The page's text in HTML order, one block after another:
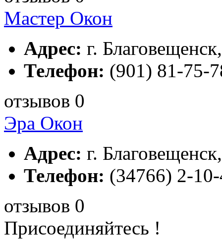
Мастер Окон
Адрес: г.
Телефон: (901) 81-75-
отзывов 0
Эра Окон
Адрес: г.
Телефон: (34766) 2-
отзывов 0
Присоединяйтесь !